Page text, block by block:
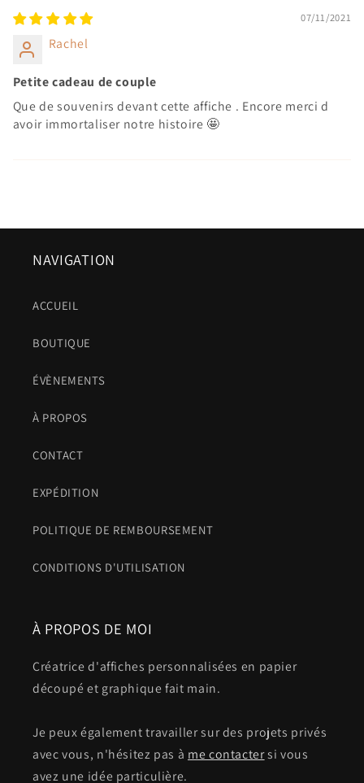
07/11/2021
Rachel
Petite cadeau de couple
Que de souvenirs devant cette affiche . Encore merci d
avoir immortaliser notre histoire 🤩
NAVIGATION
ACCUEIL
BOUTIQUE
ÉVÈNEMENTS
À PROPOS
CONTACT
EXPÉDITION
POLITIQUE DE REMBOURSEMENT
CONDITIONS D'UTILISATION
À PROPOS DE MOI
Créatrice d'affiches personnalisées en papier
découpé et graphique fait main.
Je peux également travailler sur des projets privés
avec vous, n'hésitez pas à me contactersi vous
avez une idée particulière.